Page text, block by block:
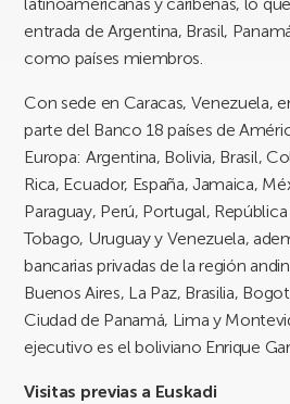
latinoamericanas y caribeñas, lo
entrada de Argentina, Brasil,
como países miembros.
Con sede en Caracas, Venezuela,
parte del Banco 18 países de
Europa: Argentina, Bolivia, Brasil,
Rica, Ecuador, España, Jamaica,
Paraguay, Perú, Portugal,
Tobago, Uruguay y Venezuela,
bancarias privadas de la región
Buenos Aires, La Paz, Brasilia,
Ciudad de Panamá, Lima y
ejecutivo es el boliviano Enrique
Visitas previas a Euskadi